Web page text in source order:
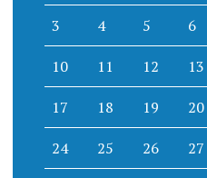
3 4 5 6
10 11 12 13
17 18 19 20
24 25 26 27